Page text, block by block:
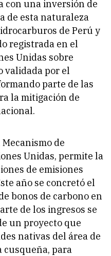
con una inversión de
de esta naturaleza
de Perú y
registrada en el
Unidas sobre
validada por el
parte de las
la mitigación de
de
Unidas, permite la
de emisiones
año se concretó el
bonos de carbono en
de los ingresos se
un proyecto que
nativas del área de
cusqueña, para